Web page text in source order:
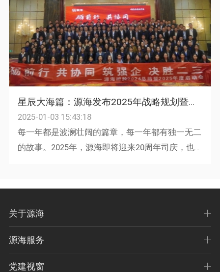
星辰大海篇：源海发布2025年战略规划暨举行20周年庆典晚会
2025-01-03 15:43:18
每一年都是波澜壮阔的篇章，每一年都有独一无二
的故事。2025年，源海即将迎来20周年司庆，也
关于源海
源海服务
党建视窗